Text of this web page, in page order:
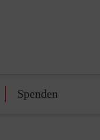
Spenden